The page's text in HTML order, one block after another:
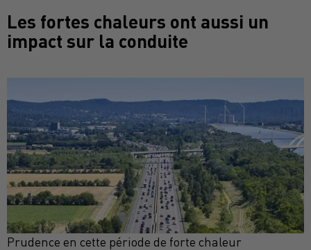
Les fortes chaleurs ont aussi un
impact sur la conduite
Prudence en cette période de forte chaleur